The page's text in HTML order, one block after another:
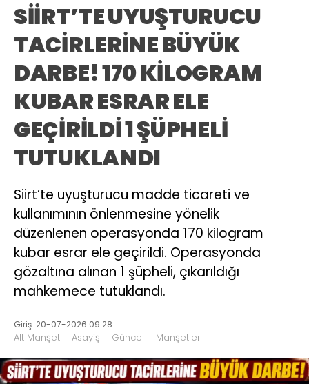
SİİRT’TE UYUŞTURUCU
TACİRLERİNE BÜYÜK
DARBE! 170 KİLOGRAM
KUBAR ESRAR ELE
GEÇİRİLDİ 1 ŞÜPHELİ
TUTUKLANDI
Siirt’te uyuşturucu madde ticareti ve
kullanımının önlenmesine yönelik
düzenlenen operasyonda 170 kilogram
kubar esrar ele geçirildi. Operasyonda
gözaltına alınan 1 şüpheli, çıkarıldığı
mahkemece tutuklandı.
Giriş: 20-07-2026 09:28
Alt Manşet Asayiş Güncel Manşetler